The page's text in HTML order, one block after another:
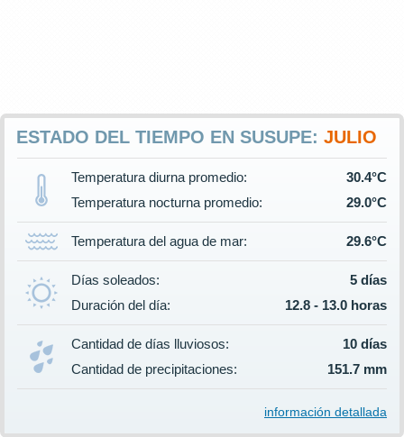
ESTADO DEL TIEMPO EN SUSUPE: JULIO
Temperatura diurna promedio:
30.4°C
Temperatura nocturna promedio:
29.0°C
Temperatura del agua de mar: 29.6°C
Días soleados:
5 días
Duración del día:
12.8 - 13.0 horas
Cantidad de días lluviosos:
10 días
Cantidad de precipitaciones:
151.7 mm
información detallada